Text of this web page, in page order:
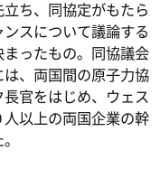
ち、同協定がもたら
スについて議論する
ったもの。同協議会
、両国間の原子力協
官をはじめ、ウェス
以上の両国企業の幹